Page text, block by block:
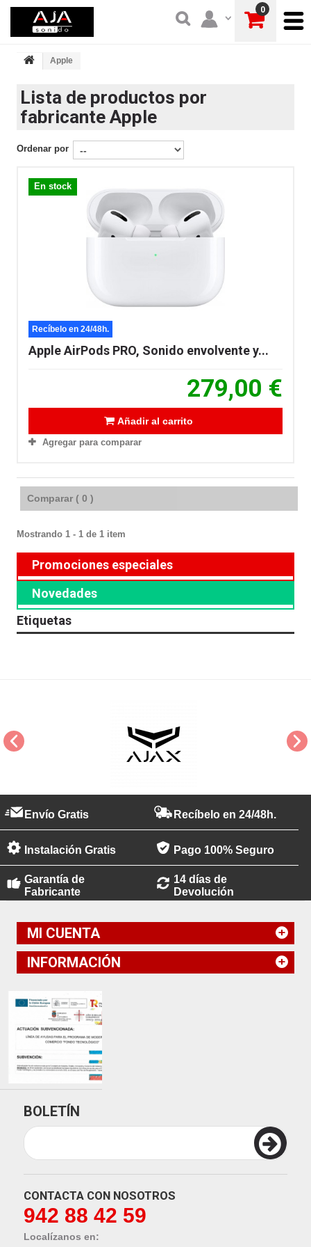
0
Apple
Lista de productos por
fabricante Apple
Ordenar por
En stock
Recíbelo en 24/48h.
Apple AirPods PRO, Sonido envolvente y...
279,00 €
Añadir al carrito
Agregar para comparar
Comparar ( 0 )
Mostrando 1 - 1 de 1 item
Promociones especiales
Novedades
Etiquetas
Envío Gratis Recíbelo en 24/48h.
Instalación Gratis Pago 100% Seguro
Garantía de
Fabricante
14 días de
Devolución
MI CUENTA
INFORMACIÓN
BOLETÍN
CONTACTA CON NOSOTROS
942 88 42 59
Localízanos en: